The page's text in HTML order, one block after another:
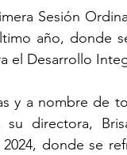
Sesión
año, donde
el Desarrollo
y a nombre de
su directora,
donde se